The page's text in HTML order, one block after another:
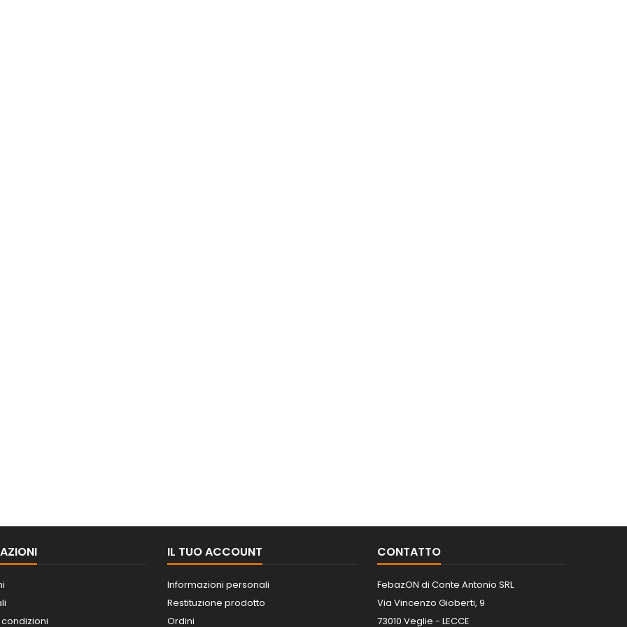
IL TUO ACCOUNT
Informazioni personali
Restituzione prodotto
Ordini
CONTATTO
FebazON di Conte Antonio SRL
Via Vincenzo Gioberti, 9
73010 Veglie - LECCE